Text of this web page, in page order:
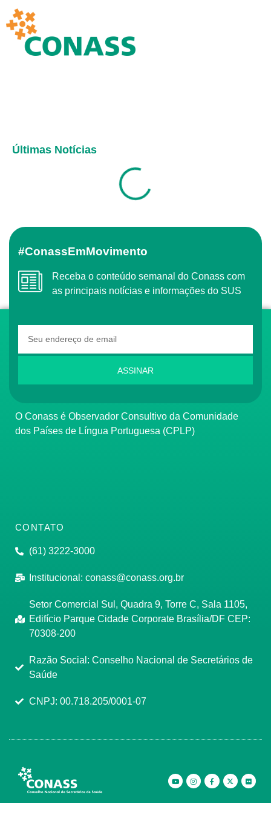
Últimas Notícias
#ConassEmMovimento
Receba o conteúdo semanal do Conass com
as principais notícias e informações do SUS
ASSINAR
O Conass é Observador Consultivo da Comunidade
dos Países de Língua Portuguesa (CPLP)
CONTATO
(61) 3222-3000
Institucional: conass@conass.org.br
Setor Comercial Sul, Quadra 9, Torre C, Sala 1105,
Edifício Parque Cidade Corporate Brasília/DF CEP:
70308-200
Razão Social: Conselho Nacional de Secretários de
Saúde
CNPJ: 00.718.205/0001-07